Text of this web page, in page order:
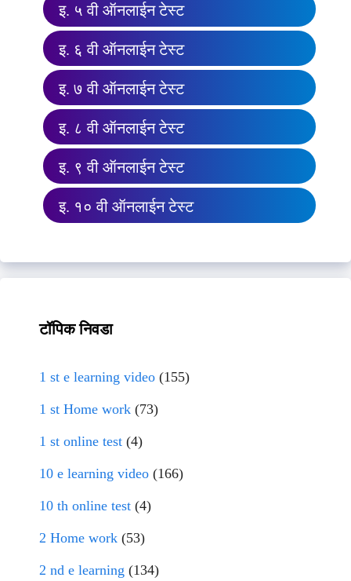
इ. ५ वी ऑनलाईन टेस्ट
इ. ६ वी ऑनलाईन टेस्ट
इ. ७ वी ऑनलाईन टेस्ट
इ. ८ वी ऑनलाईन टेस्ट
इ. ९ वी ऑनलाईन टेस्ट
इ. १० वी ऑनलाईन टेस्ट
टॉपिक निवडा
1 st e learning video (155)
1 st Home work (73)
1 st online test (4)
10 e learning video (166)
10 th online test (4)
2 Home work (53)
2 nd e learning (134)